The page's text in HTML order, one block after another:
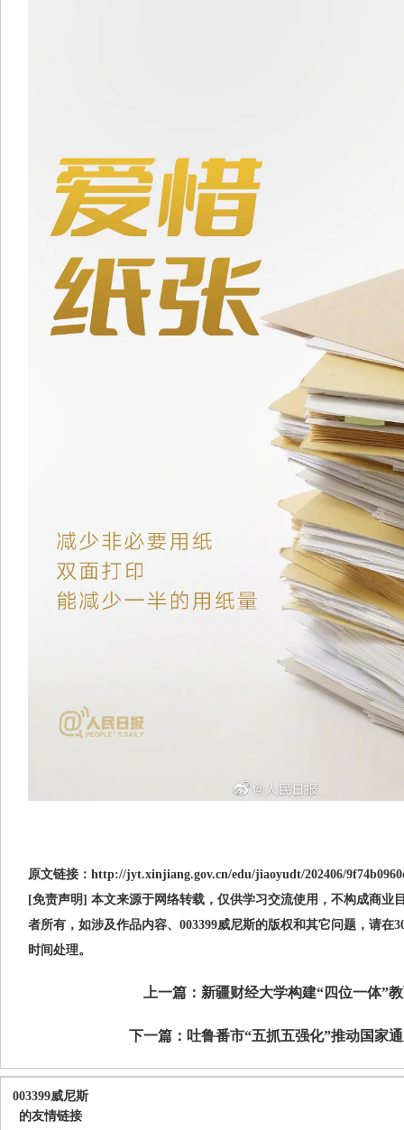
原文链接：http://jyt.xinjiang.gov.cn/edu/jiaoyudt/202406/
[免责声明] 本文来源于网络转载，仅供学习交流使用，不构成商业
者所有，如涉及作品内容、003399威尼斯的版权和其它问题，请在
时间处理。
上一篇： 新疆财经大学构建“四位一体”
下一篇： 吐鲁番市“五抓五强化”推动国家
003399威尼斯
的友情链接